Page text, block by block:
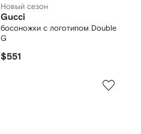
Новый сезон
Gucci
босоножки с логотипом Double
G
$551